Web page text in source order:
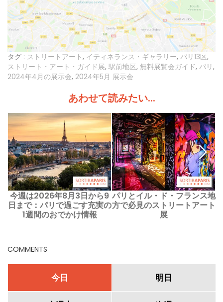
タグ : ストリートアート, イティネランス・ギャラリー, パリ13区,
ストリート・アート・ガイド展, 駅前地区, 無料展覧会ガイド, パリ,
2024年4月の展示会, 2024年5月 展示会
あわせて読みたい...
今週は2026年8月3日から9
日まで：パリで過ごす充実の
1週間のおでかけ情報
パリとイル・ド・フランス地
方で必見のストリートアート
展
COMMENTS
今日 明日